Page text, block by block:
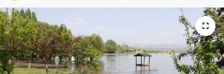
Eğitim
Ekonomi
Eleman
Haber Arşivi